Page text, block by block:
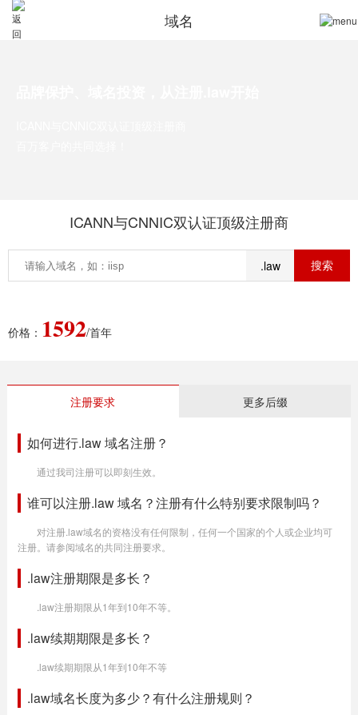
域名
ICANN与CNNIC双认证顶级注册商
.law
价格： 1592/首年
注册要求 更多后缀
如何进行.law 域名注册？
通过我司注册可以即刻生效。
谁可以注册.law 域名？注册有什么特别要求限制吗？
对注册.law域名的资格没有任何限制，任何一个国家的个人或企业均可
注册。请参阅域名的共同注册要求。
.law注册期限是多长？
.law注册期限从1年到10年不等。
.law续期期限是多长？
.law续期期限从1年到10年不等
.law域名长度为多少？有什么注册规则？